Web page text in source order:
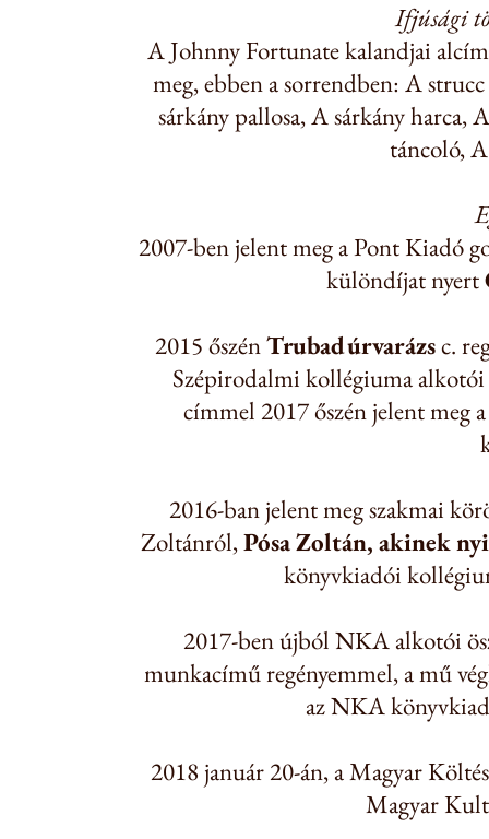
Ifjúsági
A Johnny Fortunate kalandjai
meg, ebben a sorrendben: A
sárkány pallosa, A sárkány
táncoló,
2007-ben jelent meg a Pont Kiadó
különdíjat nyert
2015 őszénTrubadúrvarázsc.
Szépirodalmi kollégiuma alkotói
címmel 2017 őszén jelent meg
2016-ban jelent meg szakmai
Zoltánról,Pósa Zoltán, akinek
könyvkiadói
2017-ben újból NKA alkotói
munkacímű regényemmel, a mű
az NKA
2018 január 20-án, a Magyar
Magyar